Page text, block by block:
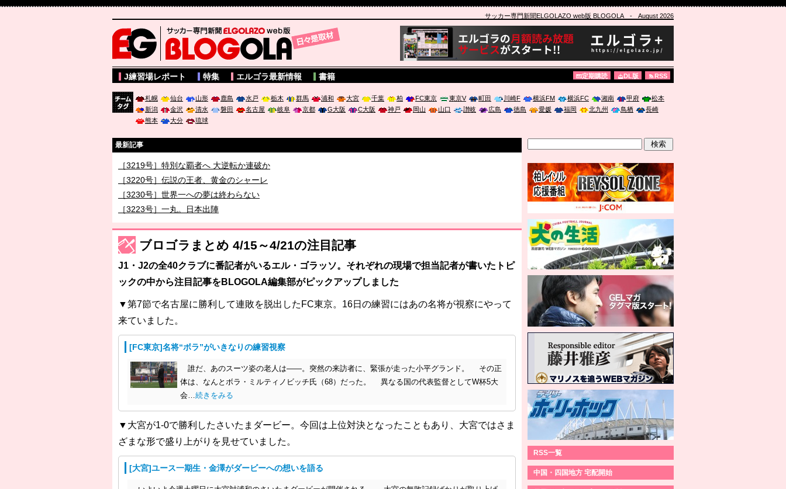
サッカー専門新聞ELGOLAZO web版 BLOGOLA- August 2026
サッカー専門新聞ELGOLAZO web版 BLOGOLA
J練習場レポート 特集 エルゴラ最新情報 書籍 定期購読 DL版 RSS
札幌 仙台 山形 鹿島 水戸 栃木 群馬 浦和 大宮 千葉 柏 FC東京 東京V 町田 川崎F 横浜FM 横浜FC 湘南 甲府
松本
新潟
金沢 清水 磐田 名古屋 岐阜 京都 G大阪 C大阪 神戸 岡山 山口 讃岐 広島 徳島 愛媛 福岡 北九州 鳥栖
長崎
熊本
大分 琉球
最新記事
［3219号］特別な覇者へ 大逆転か連破か
［3220号］伝説の王者、黄金のシャーレ
［3230号］世界一への夢は終わらない
［3222号］史上最大のW杯開幕 注目は「個」
ブロゴラまとめ 4/15～4/21の注目記事
J1・J2の全40クラブに番記者がいるエル・ゴラッソ。それぞれの現場で担当記者が書いたトピ
ックの中から注目記事をBLOGOLA編集部がピックアップしました
▼第7節で名古屋に勝利して連敗を脱出したFC東京。16日の練習にはあの名将が視察にやって
来ていました。
[FC東京]名将“ボラ”がいきなりの練習視察
誰だ、あのスーツ姿の老人は――。突然の来訪者に、緊張が走った小平グランド。 その正
体は、なんとボラ・ミルティノビッチ氏（68）だった。 異なる国の代表監督としてW杯5大
会…続きをみる
▼大宮が1-0で勝利したさいたまダービー。今回は上位対決となったこともあり、大宮ではさま
ざまな形で盛り上がりを見せていました。
[大宮]ユース一期生・金澤がダービーへの想いを語る
RSS一覧
中国・四国地方 宅配開始